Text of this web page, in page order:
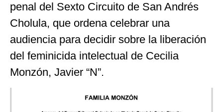
penal del Sexto Circuito de San Andrés
Cholula, que ordena celebrar una
audiencia para decidir sobre la liberación
del feminicida intelectual de Cecilia
Monzón, Javier “N”.